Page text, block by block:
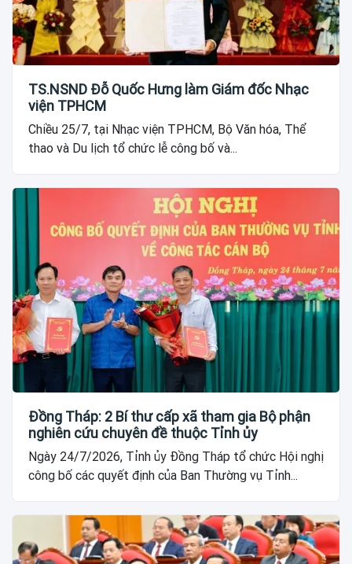
TS.NSND Đỗ Quốc Hưng làm Giám đốc Nhạc
viện TPHCM
Chiều 25/7, tại Nhạc viện TPHCM, Bộ Văn hóa, Thể
thao và Du lịch tổ chức lễ công bố và...
Đồng Tháp: 2 Bí thư cấp xã tham gia Bộ phận
nghiên cứu chuyên đề thuộc Tỉnh ủy
Ngày 24/7/2026, Tỉnh ủy Đồng Tháp tổ chức Hội nghị
công bố các quyết định của Ban Thường vụ Tỉnh...